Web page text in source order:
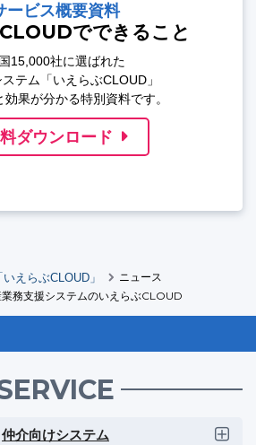
ービス概要資料
でできること
15,000社に選ばれた
テム「いえらぶCLOUD」
効果が分かる特別資料です。
ダウンロード
えらぶCLOUD」 ニュース
務支援システムのいえらぶCLOUD
仲介向けシステム